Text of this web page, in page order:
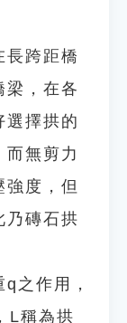
跨距橋
梁，在各
選擇拱的
無剪力
度，但
乃磚石拱
作用，
L稱為拱